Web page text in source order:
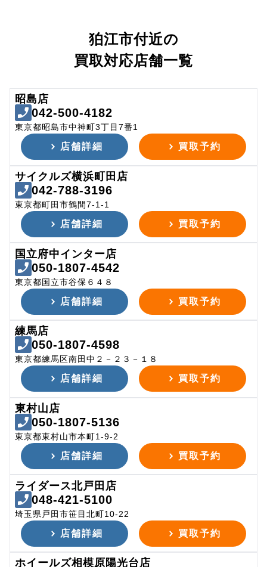
狛江市付近の
買取対応店舗一覧
昭島店
042-500-4182
東京都昭島市中神町3丁目7番1
店舗詳細 買取予約
サイクルズ横浜町田店
042-788-3196
東京都町田市鶴間7-1-1
店舗詳細 買取予約
国立府中インター店
050-1807-4542
東京都国立市谷保６４８
店舗詳細 買取予約
練馬店
050-1807-4598
東京都練馬区南田中２－２３－１８
店舗詳細 買取予約
東村山店
050-1807-5136
東京都東村山市本町1-9-2
店舗詳細 買取予約
ライダース北戸田店
048-421-5100
埼玉県戸田市笹目北町10-22
店舗詳細 買取予約
ホイールズ相模原陽光台店